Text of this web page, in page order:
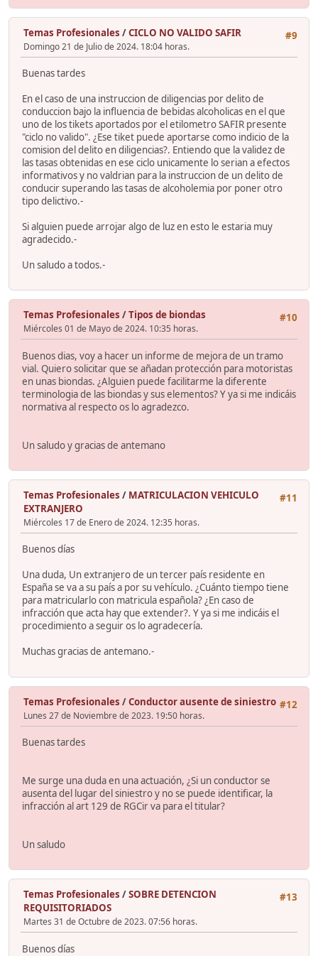
#9
Temas Profesionales /CICLO NO VALIDO SAFIR
Domingo 21 de Julio de 2024. 18:04 horas.
Buenas tardes
En el caso de una instruccion de diligencias por delito de
conduccion bajo la influencia de bebidas alcoholicas en el que
uno de los tikets aportados por el etilometro SAFIR presente
"ciclo no valido". ¿Ese tiket puede aportarse como indicio de la
comision del delito en diligencias?. Entiendo que la validez de
las tasas obtenidas en ese ciclo unicamente lo serian a efectos
informativos y no valdrian para la instruccion de un delito de
conducir superando las tasas de alcoholemia por poner otro
tipo delictivo.-
Si alguien puede arrojar algo de luz en esto le estaria muy
agradecido.-
Un saludo a todos.-
#10
Temas Profesionales /Tipos de biondas
Miércoles 01 de Mayo de 2024. 10:35 horas.
Buenos dias, voy a hacer un informe de mejora de un tramo
vial. Quiero solicitar que se añadan protección para motoristas
en unas biondas. ¿Alguien puede facilitarme la diferente
terminologia de las biondas y sus elementos? Y ya si me indicáis
normativa al respecto os lo agradezco.
Un saludo y gracias de antemano
#11
Temas Profesionales / MATRICULACION VEHICULO
EXTRANJERO
Miércoles 17 de Enero de 2024. 12:35 horas.
Buenos días
Una duda, Un extranjero de un tercer país residente en
España se va a su país a por su vehículo. ¿Cuánto tiempo tiene
para matricularlo con matricula española? ¿En caso de
infracción que acta hay que extender?. Y ya si me indicáis el
procedimiento a seguir os lo agradecería.
Muchas gracias de antemano.-
#12
Temas Profesionales /Conductor ausente de siniestro
Lunes 27 de Noviembre de 2023. 19:50 horas.
Buenas tardes
Me surge una duda en una actuación, ¿Si un conductor se
ausenta del lugar del siniestro y no se puede identificar, la
infracción al art 129 de RGCir va para el titular?
Un saludo
#13
Temas Profesionales /SOBRE DETENCION
REQUISITORIADOS
Martes 31 de Octubre de 2023. 07:56 horas.
Buenos días